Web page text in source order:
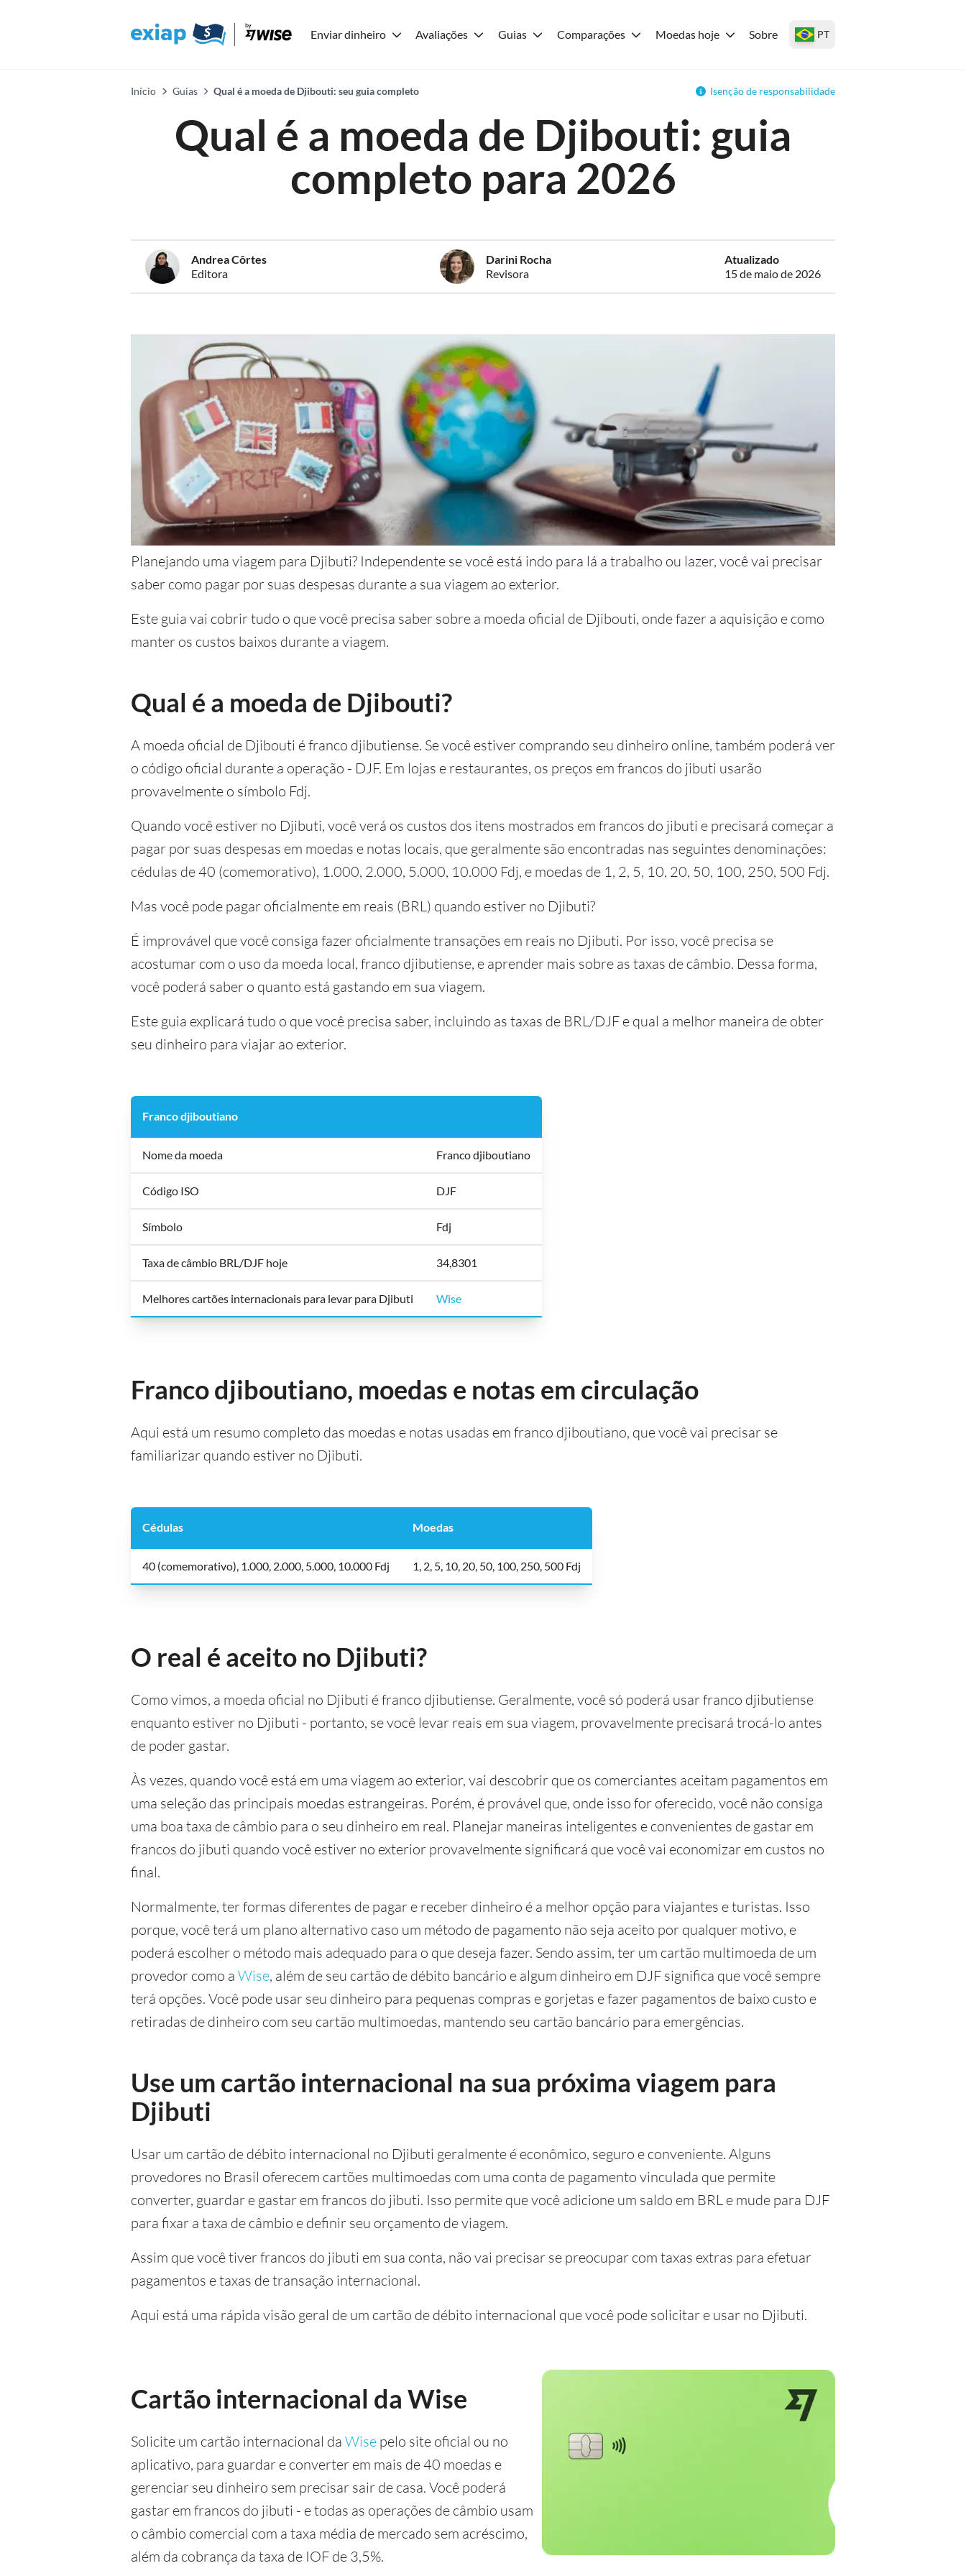
Enviar dinheiro Avaliações Guias Comparações Moedas hoje Sobre PT
Início Guias Qual é a moeda de Djibouti: seu guia completo Isenção de responsabilidade
Qual é a moeda de Djibouti: guia
completo para 2026
Andrea Côrtes
Editora
Darini Rocha
Revisora
Atualizado
15 de maio de 2026
Planejando uma viagem para Djibuti? Independente se você está indo para lá a trabalho ou lazer, você vai precisar
saber como pagar por suas despesas durante a sua viagem ao exterior.
Este guia vai cobrir tudo o que você precisa saber sobre a moeda oficial de Djibouti, onde fazer a aquisição e como
manter os custos baixos durante a viagem.
Qual é a moeda de Djibouti?
A moeda oficial de Djibouti é franco djibutiense. Se você estiver comprando seu dinheiro online, também poderá ver
o código oficial durante a operação - DJF. Em lojas e restaurantes, os preços em francos do jibuti usarão
provavelmente o símbolo Fdj.
Quando você estiver no Djibuti, você verá os custos dos itens mostrados em francos do jibuti e precisará começar a
pagar por suas despesas em moedas e notas locais, que geralmente são encontradas nas seguintes denominações:
cédulas de 40 (comemorativo), 1.000, 2.000, 5.000, 10.000 Fdj, e moedas de 1, 2, 5, 10, 20, 50, 100, 250, 500 Fdj.
Mas você pode pagar oficialmente em reais (BRL) quando estiver no Djibuti?
É improvável que você consiga fazer oficialmente transações em reais no Djibuti. Por isso, você precisa se
acostumar com o uso da moeda local, franco djibutiense, e aprender mais sobre as taxas de câmbio. Dessa forma,
você poderá saber o quanto está gastando em sua viagem.
Este guia explicará tudo o que você precisa saber, incluindo as taxas de BRL/DJF e qual a melhor maneira de obter
seu dinheiro para viajar ao exterior.
Franco djiboutiano
Nome da moeda Franco djiboutiano
Código ISO DJF
Símbolo Fdj
Taxa de câmbio BRL/DJF hoje 34,8301
Melhores cartões internacionais para levar para Djibuti Wise
Franco djiboutiano, moedas e notas em circulação
Aqui está um resumo completo das moedas e notas usadas em franco djiboutiano, que você vai precisar se
familiarizar quando estiver no Djibuti.
Cédulas Moedas
40 (comemorativo), 1.000, 2.000, 5.000, 10.000 Fdj 1, 2, 5, 10, 20, 50, 100, 250, 500 Fdj
O real é aceito no Djibuti?
Como vimos, a moeda oficial no Djibuti é franco djibutiense. Geralmente, você só poderá usar franco djibutiense
enquanto estiver no Djibuti - portanto, se você levar reais em sua viagem, provavelmente precisará trocá-lo antes
de poder gastar.
Às vezes, quando você está em uma viagem ao exterior, vai descobrir que os comerciantes aceitam pagamentos em
uma seleção das principais moedas estrangeiras. Porém, é provável que, onde isso for oferecido, você não consiga
uma boa taxa de câmbio para o seu dinheiro em real. Planejar maneiras inteligentes e convenientes de gastar em
francos do jibuti quando você estiver no exterior provavelmente significará que você vai economizar em custos no
final.
Normalmente, ter formas diferentes de pagar e receber dinheiro é a melhor opção para viajantes e turistas. Isso
porque, você terá um plano alternativo caso um método de pagamento não seja aceito por qualquer motivo, e
poderá escolher o método mais adequado para o que deseja fazer. Sendo assim, ter um cartão multimoeda de um
provedor como a Wise, além de seu cartão de débito bancário e algum dinheiro em DJF significa que você sempre
terá opções. Você pode usar seu dinheiro para pequenas compras e gorjetas e fazer pagamentos de baixo custo e
retiradas de dinheiro com seu cartão multimoedas, mantendo seu cartão bancário para emergências.
Use um cartão internacional na sua próxima viagem para
Djibuti
Usar um cartão de débito internacional no Djibuti geralmente é econômico, seguro e conveniente. Alguns
provedores no Brasil oferecem cartões multimoedas com uma conta de pagamento vinculada que permite
converter, guardar e gastar em francos do jibuti. Isso permite que você adicione um saldo em BRL e mude para DJF
para fixar a taxa de câmbio e definir seu orçamento de viagem.
Assim que você tiver francos do jibuti em sua conta, não vai precisar se preocupar com taxas extras para efetuar
pagamentos e taxas de transação internacional.
Aqui está uma rápida visão geral de um cartão de débito internacional que você pode solicitar e usar no Djibuti.
Cartão internacional da Wise
Solicite um cartão internacional da Wise pelo site oficial ou no
aplicativo, para guardar e converter em mais de 40 moedas e
gerenciar seu dinheiro sem precisar sair de casa. Você poderá
gastar em francos do jibuti - e todas as operações de câmbio usam
o câmbio comercial com a taxa média de mercado sem acréscimo,
além da cobrança da taxa de IOF de 3,5%.